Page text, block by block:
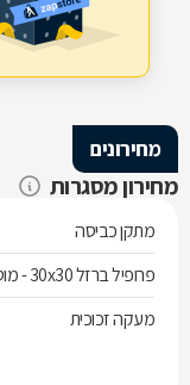
מחירונים
מחירון מסגרות
מתקן כביסה
פרופיל ברזל 30x30 - מוט 6 מטר
מעקה זכוכית